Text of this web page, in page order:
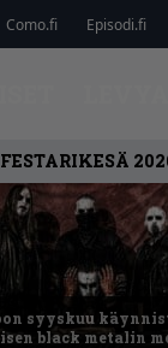
Como.fi Episodi.fi
FESTARIKESÄ
syyskuu
black metalin